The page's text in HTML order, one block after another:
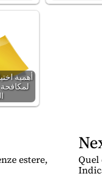
أهمية
estere,
Quel